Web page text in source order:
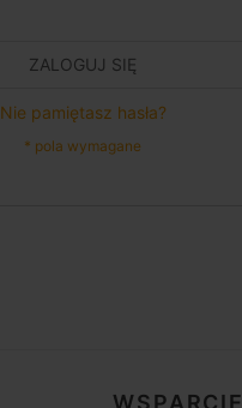
ZALOGUJ SIĘ
Nie pamiętasz hasła?